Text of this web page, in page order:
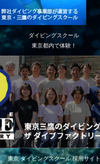
ダイビングスクール
東京都内で体験！
東京 ダイビングスクール 採用サイト